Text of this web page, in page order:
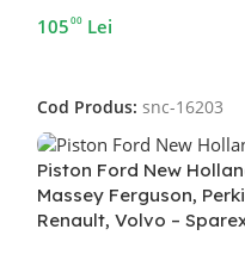
10500 Lei
Cod Produs:snc-16203
Piston Ford New
Massey Ferguson,
Renault, Volvo –